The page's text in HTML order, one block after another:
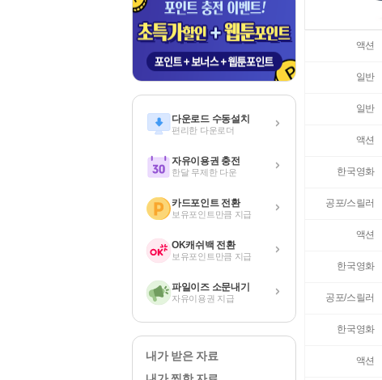
다운로드 수동설치
편리한 다운로더
자유이용권 충전
한달 무제한 다운
카드포인트 전환
보유포인트만큼 지급
OK캐쉬백 전환
보유포인트만큼 지급
파일이즈 소문내기
자유이용권 지급
내가 받은 자료
액션
일반
일반
액션
한국영화
공포/스릴러
액션
한국영화
공포/스릴러
한국영화
액션